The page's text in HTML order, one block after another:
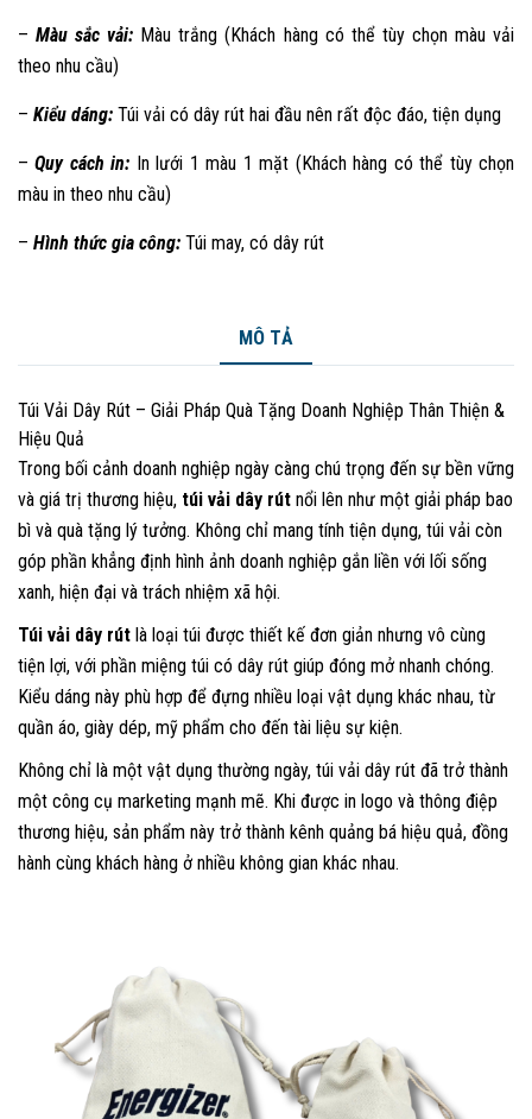
–Màu sắc vải: Màu trắng (Khách hàng có thể tùy chọn màu vải
theo nhu cầu)
– Kiểu dáng: Túi vải có dây rút hai đầu nên rất độc đáo, tiện dụng
–Quy cách in: In lưới 1 màu 1 mặt (Khách hàng có thể tùy chọn
màu in theo nhu cầu)
– Hình thức gia công: Túi may, có dây rút
MÔ TẢ
Túi Vải Dây Rút – Giải Pháp Quà Tặng Doanh Nghiệp Thân Thiện &
Hiệu Quả
Trong bối cảnh doanh nghiệp ngày càng chú trọng đến sự bền vững
và giá trị thương hiệu, túi vải dây rút nổi lên như một giải pháp bao
bì và quà tặng lý tưởng. Không chỉ mang tính tiện dụng, túi vải còn
góp phần khẳng định hình ảnh doanh nghiệp gắn liền với lối sống
xanh, hiện đại và trách nhiệm xã hội.
Túi vải dây rút là loại túi được thiết kế đơn giản nhưng vô cùng
tiện lợi, với phần miệng túi có dây rút giúp đóng mở nhanh chóng.
Kiểu dáng này phù hợp để đựng nhiều loại vật dụng khác nhau, từ
quần áo, giày dép, mỹ phẩm cho đến tài liệu sự kiện.
Không chỉ là một vật dụng thường ngày, túi vải dây rút đã trở thành
một công cụ marketing mạnh mẽ. Khi được in logo và thông điệp
thương hiệu, sản phẩm này trở thành kênh quảng bá hiệu quả, đồng
hành cùng khách hàng ở nhiều không gian khác nhau.